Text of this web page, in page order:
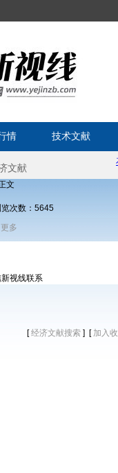
情 技术文献
文
次数： 5645
更多
视线联系
[经济文献搜索 ] [ 加入